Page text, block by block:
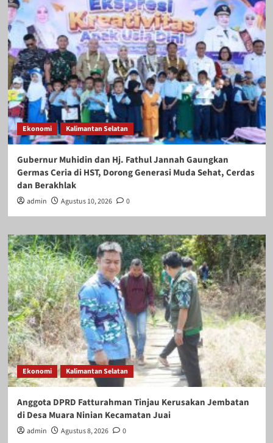
Ekonomi Kalimantan Selatan
Gubernur Muhidin dan Hj. Fathul Jannah Gaungkan
Germas Ceria di HST, Dorong Generasi Muda Sehat, Cerdas
dan Berakhlak
admin Agustus 10, 2026 0
Ekonomi Kalimantan Selatan
Anggota DPRD Fatturahman Tinjau Kerusakan Jembatan
di Desa Muara Ninian Kecamatan Juai
admin Agustus 8, 2026 0